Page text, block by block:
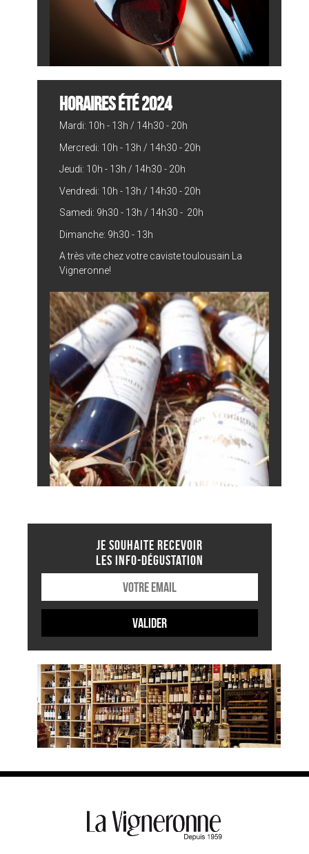
HORAIRES ÉTÉ 2024
Mardi: 10h - 13h / 14h30 - 20h
Mercredi: 10h - 13h / 14h30 - 20h
Jeudi: 10h - 13h / 14h30 - 20h
Vendredi: 10h - 13h / 14h30 - 20h
Samedi: 9h30 - 13h / 14h30 - 20h
Dimanche: 9h30 - 13h
A très vite chez votre caviste toulousain La
Vigneronne!
JE SOUHAITE RECEVOIR
LES INFO-DÉGUSTATION